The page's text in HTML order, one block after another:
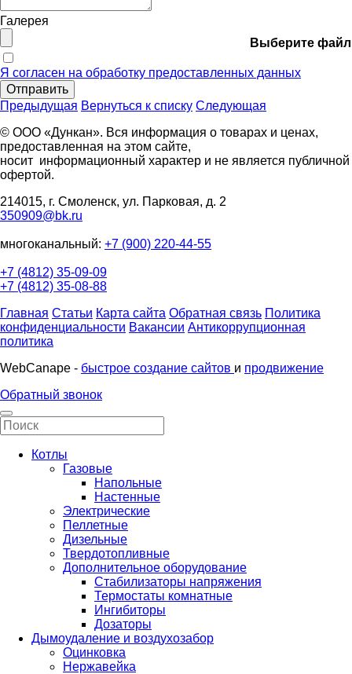
Галерея
Выберите файл
Я согласен на обработку предоставленных данных
Отправить
Предыдущая Вернуться к списку Следующая
© ООО «Дункан». Вся информация о товарах и ценах,
предоставленная на этом сайте,
носит информационный характер и не является публичной
офертой.
214015, г. Смоленск, ул. Парковая, д. 2
350909@bk.ru
многоканальный: +7 (900) 220-44-55
+7 (4812) 35-09-09
+7 (4812) 35-08-88
Главная Статьи Карта сайта Обратная связь Политика
конфиденциальности Вакансии Антикоррупционная
политика
WebCanape - быстрое создание сайтов и продвижение
Обратный звонок
Котлы
Газовые
Напольные
Настенные
Электрические
Пеллетные
Дизельные
Твердотопливные
Дополнительное оборудование
Стабилизаторы напряжения
Термостаты комнатные
Ингибиторы
Дозаторы
Дымоудаление и воздухозабор
Оцинковка
Нержавейка